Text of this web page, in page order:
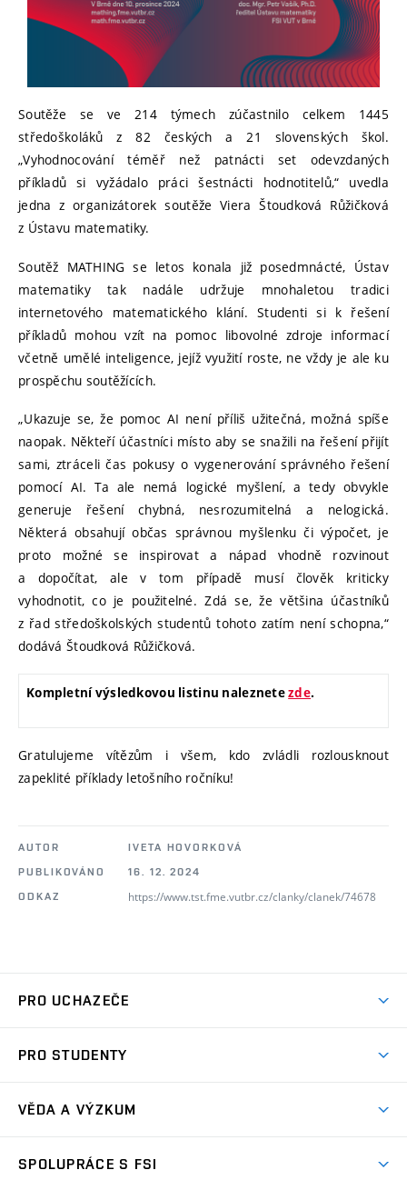
Soutěže se ve 214 týmech zúčastnilo celkem 1445
středoškoláků z 82 českých a 21 slovenských škol.
„Vyhodnocování téměř než patnácti set odevzdaných
příkladů si vyžádalo práci šestnácti hodnotitelů,“ uvedla
jedna z organizátorek soutěže Viera Štoudková Růžičková
z Ústavu matematiky.
Soutěž MATHING se letos konala již posedmnácté, Ústav
matematiky tak nadále udržuje mnohaletou tradici
internetového matematického klání. Studenti si k řešení
příkladů mohou vzít na pomoc libovolné zdroje informací
včetně umělé inteligence, jejíž využití roste, ne vždy je ale ku
prospěchu soutěžících.
„Ukazuje se, že pomoc AI není příliš užitečná, možná spíše
naopak. Někteří účastníci místo aby se snažili na řešení přijít
sami, ztráceli čas pokusy o vygenerování správného řešení
pomocí AI. Ta ale nemá logické myšlení, a tedy obvykle
generuje řešení chybná, nesrozumitelná a nelogická.
Některá obsahují občas správnou myšlenku či výpočet, je
proto možné se inspirovat a nápad vhodně rozvinout
a dopočítat, ale v tom případě musí člověk kriticky
vyhodnotit, co je použitelné. Zdá se, že většina účastníků
z řad středoškolských studentů tohoto zatím není schopna,“
dodává Štoudková Růžičková.
Kompletní výsledkovou listinu naleznetezde.
Gratulujeme vítězům i všem, kdo zvládli rozlousknout
zapeklité příklady letošního ročníku!
AUTOR
IVETA HOVORKOVÁ
PUBLIKOVÁNO
16. 12. 2024
ODKAZ
https://www.tst.fme.vutbr.cz/clanky/clanek/74678
PRO UCHAZEČE
Ambasadoři studia
Zápisy
PRO STUDENTY
Studijní předpisy
VĚDA A VÝZKUM
SPOLUPRÁCE S FSI